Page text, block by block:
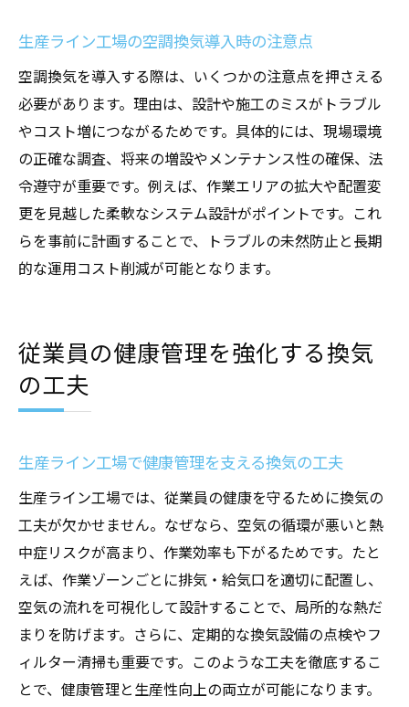
生産ライン工場の空調換気導入時の注意点
空調換気を導入する際は、いくつかの注意点を押さえる
必要があります。理由は、設計や施工のミスがトラブル
やコスト増につながるためです。具体的には、現場環境
の正確な調査、将来の増設やメンテナンス性の確保、法
令遵守が重要です。例えば、作業エリアの拡大や配置変
更を見越した柔軟なシステム設計がポイントです。これ
らを事前に計画することで、トラブルの未然防止と長期
的な運用コスト削減が可能となります。
従業員の健康管理を強化する換気
の工夫
生産ライン工場で健康管理を支える換気の工夫
生産ライン工場では、従業員の健康を守るために換気の
工夫が欠かせません。なぜなら、空気の循環が悪いと熱
中症リスクが高まり、作業効率も下がるためです。たと
えば、作業ゾーンごとに排気・給気口を適切に配置し、
空気の流れを可視化して設計することで、局所的な熱だ
まりを防げます。さらに、定期的な換気設備の点検やフ
ィルター清掃も重要です。このような工夫を徹底するこ
とで、健康管理と生産性向上の両立が可能になります。